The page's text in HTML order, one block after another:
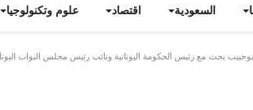
السعودية اقتصاد علوم وتكنولوجيا
بوحبيب بحث مع رئيس الحكومة اليونانية ونائب رئيس مجلس النواب